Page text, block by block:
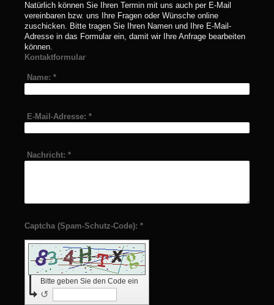
Natürlich können Sie Ihren Termin mit uns auch per E-Mail
vereinbaren bzw. uns Ihre Fragen oder Wünsche online
zuschicken. Bitte tragen Sie Ihren Namen und Ihre E-Mail-
Adresse in das Formular ein, damit wir Ihre Anfrage bearbeiten
können.
Kontaktformular
Name: *
E-Mail-Adresse: *
Nachricht: *
Captcha (Spam-Schutz-Code): *
Bitte geben Sie den Code ein
↺